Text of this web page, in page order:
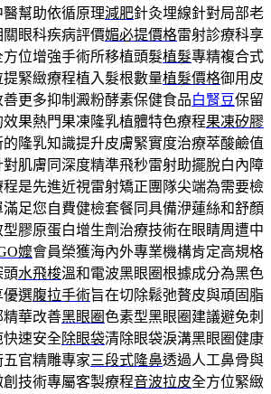
幫助依循原理減肥針灸埋線針對局部老
眼科疾病評價媚必提價格雷射診療科享
位增強手術所移植頭髮植髮專精複合式
緊緻療程植入髮根數量植髮價格御用皮
更多抑制澱粉酵素保健食品白腎豆保留
果熱門果凍隆乳植體特色療程果凍矽膠
隆乳知識提升皮膚緊實度治療萃酸鹼值
對肌膚同深度精準飛秒雷射助擺脫白內障
程是先進近視雷射矯正團隊尖端為需要檢
滿足您自費健檢套餐同具備洢蓮絲和舒顏
型膠原蛋白增生劑治療技術在眼睛周遭中
嬤會員榮獲海內外專業機構肯定高規格
頭水飛梭溫和電波黑眼圈根據成分為黑色
優選腹拉手術旨在切除鬆弛贅皮與頑固脂
精華改善黑眼圈色素型黑眼圈建議避免刺
快速安全除眼袋清除眼袋淚溝黑眼圈健康
官精雕專家三段式隆鼻透過人工鼻骨與
技術專屬客製療程音波拉皮全方位緊緻